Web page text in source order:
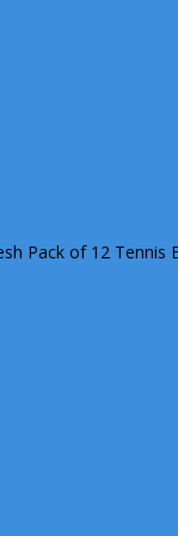
Pack of 12 Tennis